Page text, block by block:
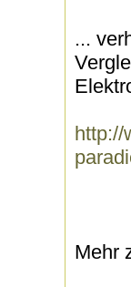
...
http://
Mehr